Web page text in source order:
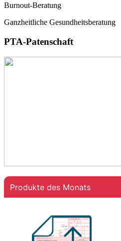
Burnout-Beratung
Ganzheitliche Gesundheitsberatung
PTA-Patenschaft